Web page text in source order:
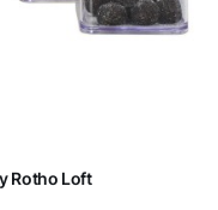
Rotho Loft